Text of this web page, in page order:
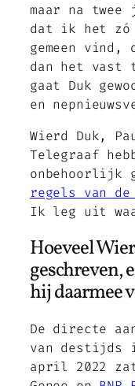
maar na
dat ik het zó
gemeen
dan het vast
gaat Duk
en
Wierd Duk,
Telegraaf
onbehoorlijk
regels van
Ik leg uit
Hoeveel
geschreven,
hij daarmee
De directe
van destijds
april 2022